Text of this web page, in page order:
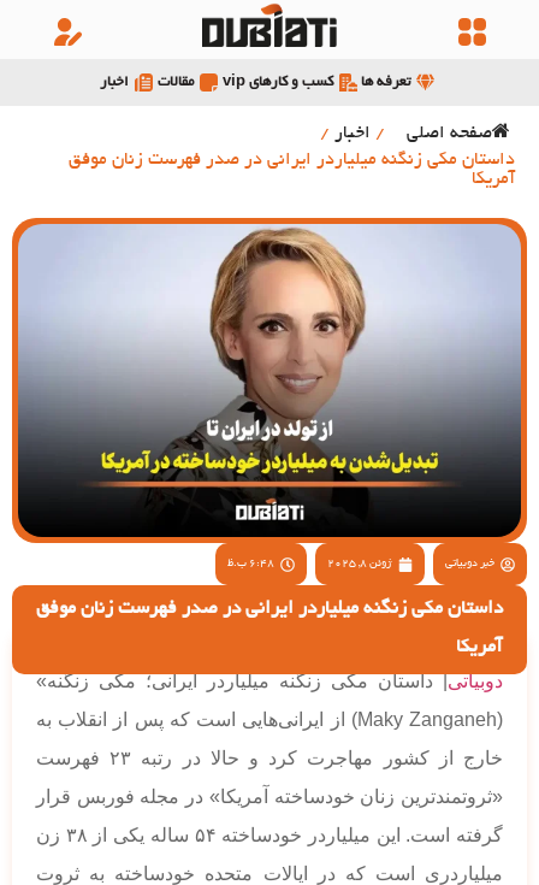
تعرفه ها کسب و کارهای vip مقالات اخبار
صفحه اصلی / اخبار /
داستان مکی زنگنه میلیاردر ایرانی در صدر فهرست زنان موفق
آمریکا
خبر دوبیاتی ژوئن 8, 2025 6:48 ب.ظ
داستان مکی زنگنه میلیاردر ایرانی در صدر فهرست زنان موفق
آمریکا
دوبیاتی| داستان مکی زنگنه میلیاردر ایرانی؛ مکی زنگنه»
(Maky Zanganeh) از ایرانی‌هایی است که پس از انقلاب به
خارج از کشور مهاجرت کرد و حالا در رتبه ۲۳ فهرست
«ثروتمندترین زنان خودساخته آمریکا» در مجله فوربس قرار
گرفته است. این میلیاردر خودساخته ۵۴ ساله یکی از ۳۸ زن
میلیاردری است که در ایالات متحده خودساخته به ثروت